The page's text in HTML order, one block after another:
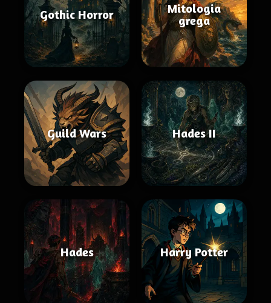
Gothic Horror
Mitologia
grega
Guild Wars Hades II
Hades Harry Potter